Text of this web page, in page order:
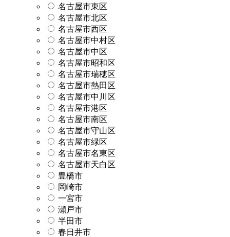
名古屋市東区
名古屋市北区
名古屋市西区
名古屋市中村区
名古屋市中区
名古屋市昭和区
名古屋市瑞穂区
名古屋市熱田区
名古屋市中川区
名古屋市港区
名古屋市南区
名古屋市守山区
名古屋市緑区
名古屋市名東区
名古屋市天白区
豊橋市
岡崎市
一宮市
瀬戸市
半田市
春日井市